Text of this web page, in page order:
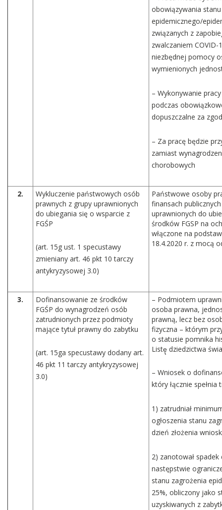
obowiązywania
epidemicznego/
związanych z
zwalczaniem
niezbędnej pomocy
wymienionych
– Wykonywanie
podczas
dopuszczalne za
– Za pracę będzie
zamiast
chorobowych
2.
Wykluczenie państwowych osób
prawnych z grupy uprawnionych
do ubiegania się o wsparcie z
FGŚP
(art. 15g ust. 1 specustawy
zmieniany art. 46 pkt 10 tarczy
antykryzysowej 3.0)
Państwowe osoby
finansach
uprawnionych do
środków FGSP na
włączone na
18.4.2020 r. z mocą
3.
Dofinansowanie ze środków
FGŚP do wynagrodzeń osób
zatrudnionych przez podmioty
mające tytuł prawny do zabytku
(art. 15ga specustawy dodany art.
46 pkt 11 tarczy antykryzysowej
3.0)
– Podmiotem
osoba prawna,
prawną, lecz bez
fizyczna – którym
o statusie pomnika
Listę̨ dziedzictwa
– Wniosek o
który łącznie spełnia
1) zatrudniał
ogłoszenia stanu
dzień złożenia
2) zanotował
następstwie
stanu zagrożenia
25%, obliczony jako
uzyskiwanych z